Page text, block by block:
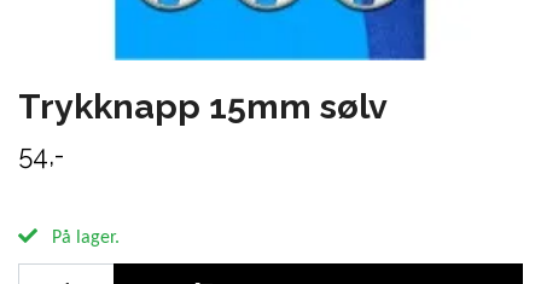
Trykknapp 15mm sølv
54,-
På lager.